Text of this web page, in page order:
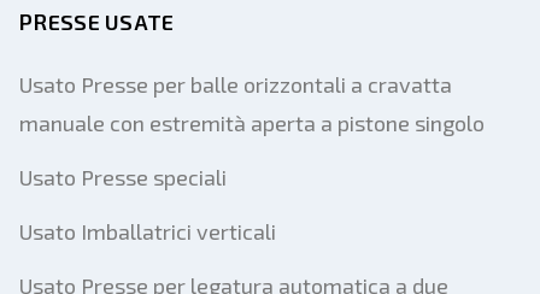
PRESSE USATE
Usato Presse per balle orizzontali a cravatta
manuale con estremità aperta a pistone singolo
Usato Presse speciali
Usato Imballatrici verticali
Usato Presse per legatura automatica a due